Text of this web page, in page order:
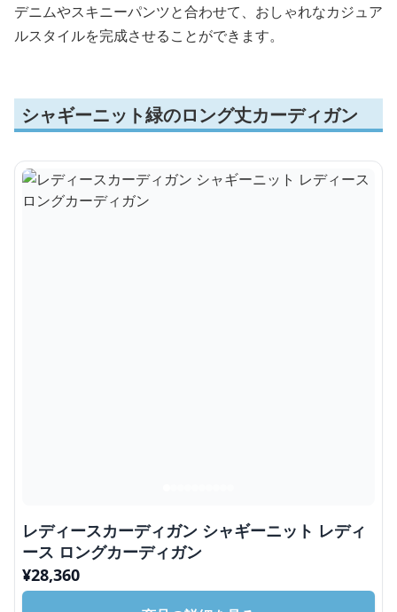
デニムやスキニーパンツと合わせて、おしゃれなカジュア
ルスタイルを完成させることができます。
シャギーニット緑のロング丈カーディガン
レディースカーディガン シャギーニット レディ
ース ロングカーディガン
¥28,360